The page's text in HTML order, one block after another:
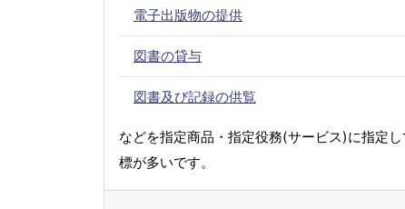
電子出版物の提供
図書の貸与
図書及び記録の供覧
などを指定商品・指定役務(サービス)に指定
標が多いです。